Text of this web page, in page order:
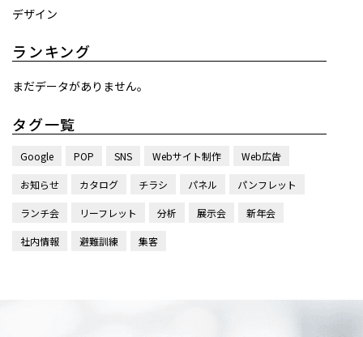
デザイン
ランキング
まだデータがありません。
タグ一覧
Google POP SNS Webサイト制作 Web広告
お知らせ カタログ チラシ パネル パンフレット
ランチ会 リーフレット 分析 展示会 新年会
社内情報 避難訓練 集客